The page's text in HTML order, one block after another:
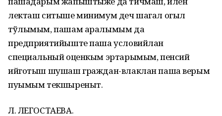
лекташ ситыше минимум деч шагал огыл
тўлымым, пашам аралымым да
предприятийыште паша условийлан
специальный оценкым эртарымым, пенсий
ийготыш шушаш граждан-влаклан паша верым
пуымым текшыреныт.
Л. ЛЕГОСТАЕВА.